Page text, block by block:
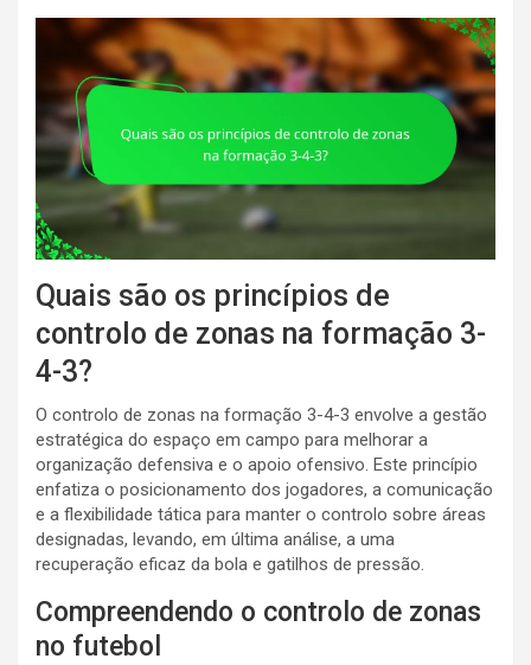
Quais são os princípios de
controlo de zonas na formação 3-
4-3?
O controlo de zonas na formação 3-4-3 envolve a gestão
estratégica do espaço em campo para melhorar a
organização defensiva e o apoio ofensivo. Este princípio
enfatiza o posicionamento dos jogadores, a comunicação
e a flexibilidade tática para manter o controlo sobre áreas
designadas, levando, em última análise, a uma
recuperação eficaz da bola e gatilhos de pressão.
Compreendendo o controlo de zonas
no futebol